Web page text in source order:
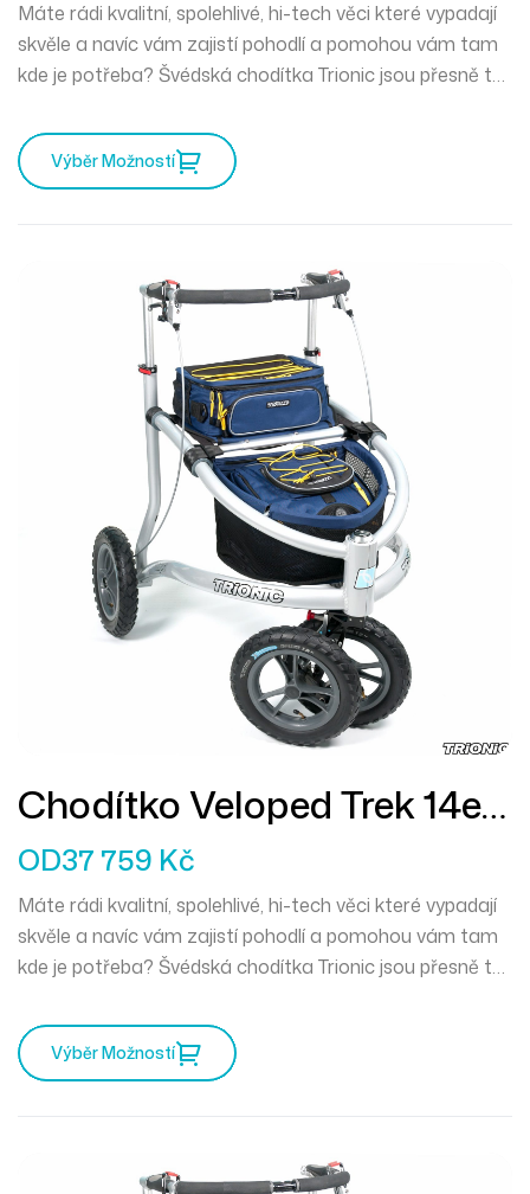
Máte rádi kvalitní, spolehlivé, hi-tech věci které vypadají
skvěle a navíc vám zajistí pohodlí a pomohou vám tam
kde je potřeba? Švédská chodítka Trionic jsou přesně to
vyrazit kamkoliv zajakéhokoliv počasí.
Výběr Možností
Chodítko Veloped Trek 14er
M
OD37 759 Kč
Máte rádi kvalitní, spolehlivé, hi-tech věci které vypadají
skvěle a navíc vám zajistí pohodlí a pomohou vám tam
kde je potřeba? Švédská chodítka Trionic jsou přesně to
vyrazit kamkoliv zajakéhokoliv počasí.
Výběr Možností